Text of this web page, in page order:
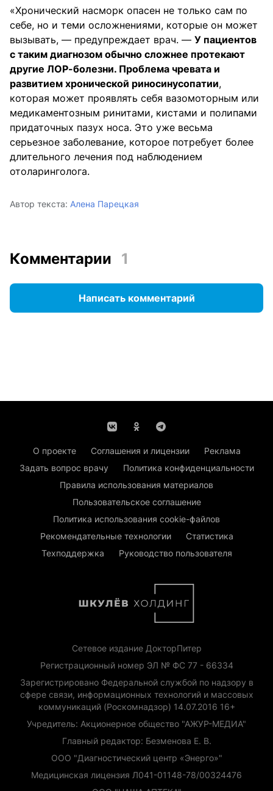
«Хронический насморк опасен не только сам по
себе, но и теми осложнениями, которые он может
вызывать, — предупреждает врач. — У пациентов
с таким диагнозом обычно сложнее протекают
другие ЛОР-болезни. Проблема чревата и
развитием хронической риносинусопатии,
которая может проявлять себя вазомоторным или
медикаментозным ринитами, кистами и полипами
придаточных пазух носа. Это уже весьма
серьезное заболевание, которое потребует более
длительного лечения под наблюдением
отоларинголога.
Автор текста: Алена Парецкая
Комментарии 1
Написать комментарий
О проекте Соглашения и лицензии
Реклама
Задать вопрос врачу
Политика конфиденциальности
Правила использования материалов
Пользовательское соглашение
Политика использования cookie-файлов
Рекомендательные технологии
Статистика
Техподдержка
Руководство пользователя
Сетевое издание ДокторПитер
Регистрационный номер ЭЛ № ФС 77 - 66334
Зарегистрировано Федеральной службой по надзору в
сфере связи, информационных технологий и массовых
коммуникаций (Роскомнадзор) 14.07.2016 16+
Учредитель: Акционерное общество "АЖУР-МЕДИА"
Главный редактор: Безменова Е. В.
ООО "Диагностический центр «Энерго»"
Медицинская лицензия Л041-01148-78/00324476